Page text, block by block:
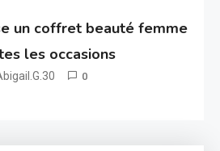
un coffret beauté femme
les occasions
0